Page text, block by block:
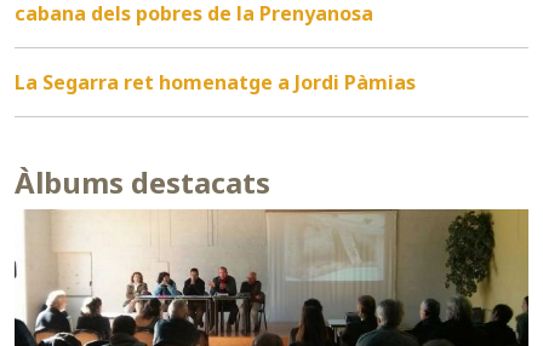
cabana dels pobres de la Prenyanosa
La Segarra ret homenatge a Jordi Pàmias
Àlbums destacats